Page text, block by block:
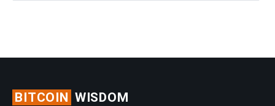
BITCOIN WISDOM